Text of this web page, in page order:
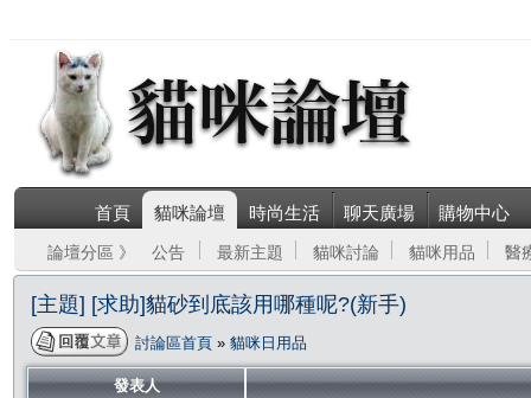
首頁 貓咪論壇 時尚生活 聊天廣場 購物中心
論壇分區 》 公告 最新主題 貓咪討論 貓咪用品 醫
[主題] [求助]貓砂到底該用哪種呢?(新手)
討論區首頁 » 貓咪日用品
發表人